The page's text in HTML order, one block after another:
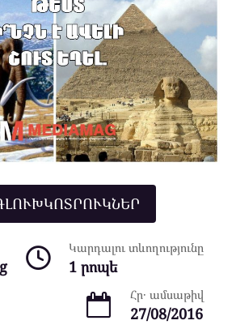
Կարդալու տևողությունը
1 րոպե
Հր․ ամսաթիվ
27/08/2016